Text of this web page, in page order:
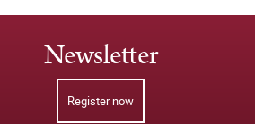
Newsletter
Register now